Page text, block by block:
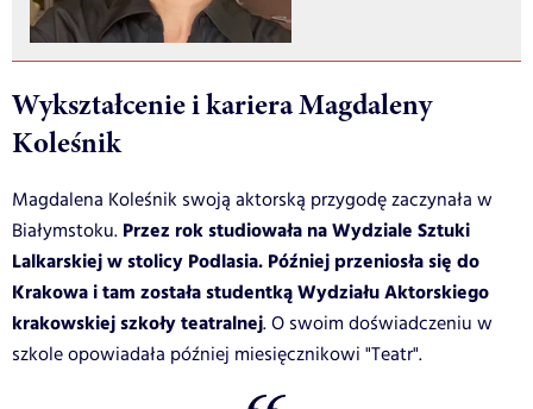
Wykształcenie i kariera Magdaleny
Koleśnik
Magdalena Koleśnik swoją aktorską przygodę zaczynała w
Białymstoku. Przez rok studiowała na Wydziale Sztuki
Lalkarskiej w stolicy Podlasia. Później przeniosła się do
Krakowa i tam została studentką Wydziału Aktorskiego
krakowskiej szkoły teatralnej. O swoim doświadczeniu w
szkole opowiadała później miesięcznikowi "Teatr".